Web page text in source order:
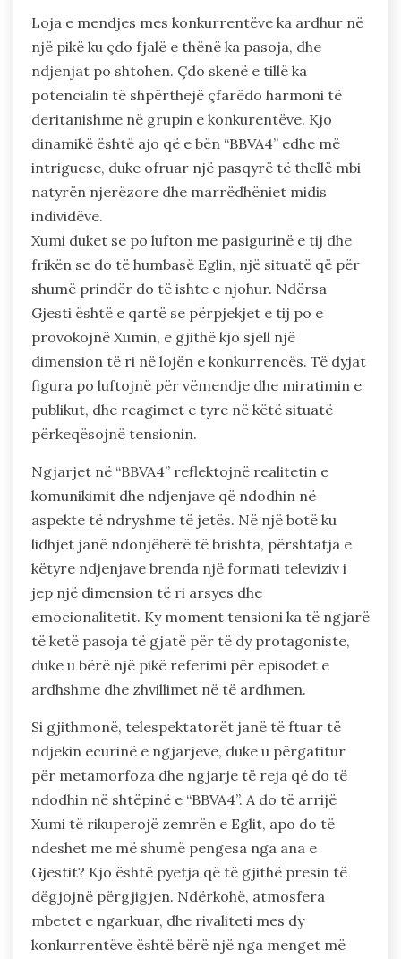
Loja e mendjes mes konkurrentëve ka ardhur në
një pikë ku çdo fjalë e thënë ka pasoja, dhe
ndjenjat po shtohen. Çdo skenë e tillë ka
potencialin të shpërthejë çfarëdo harmoni të
deritanishme në grupin e konkurentëve. Kjo
dinamikë është ajo që e bën “BBVA4” edhe më
intriguese, duke ofruar një pasqyrë të thellë mbi
natyrën njerëzore dhe marrëdhëniet midis
individëve.
Xumi duket se po lufton me pasigurinë e tij dhe
frikën se do të humbasë Eglin, një situatë që për
shumë prindër do të ishte e njohur. Ndërsa
Gjesti është e qartë se përpjekjet e tij po e
provokojnë Xumin, e gjithë kjo sjell një
dimension të ri në lojën e konkurrencës. Të dyjat
figura po luftojnë për vëmendje dhe miratimin e
publikut, dhe reagimet e tyre në këtë situatë
përkeqësojnë tensionin.
Ngjarjet në “BBVA4” reflektojnë realitetin e
komunikimit dhe ndjenjave që ndodhin në
aspekte të ndryshme të jetës. Në një botë ku
lidhjet janë ndonjëherë të brishta, përshtatja e
këtyre ndjenjave brenda një formati televiziv i
jep një dimension të ri arsyes dhe
emocionalitetit. Ky moment tensioni ka të ngjarë
të ketë pasoja të gjatë për të dy protagoniste,
duke u bërë një pikë referimi për episodet e
ardhshme dhe zhvillimet në të ardhmen.
Si gjithmonë, telespektatorët janë të ftuar të
ndjekin ecurinë e ngjarjeve, duke u përgatitur
për metamorfoza dhe ngjarje të reja që do të
ndodhin në shtëpinë e “BBVA4”. A do të arrijë
Xumi të rikuperojë zemrën e Eglit, apo do të
ndeshet me më shumë pengesa nga ana e
Gjestit? Kjo është pyetja që të gjithë presin të
dëgjojnë përgjigjen. Ndërkohë, atmosfera
mbetet e ngarkuar, dhe rivaliteti mes dy
konkurrentëve është bërë një nga menget më